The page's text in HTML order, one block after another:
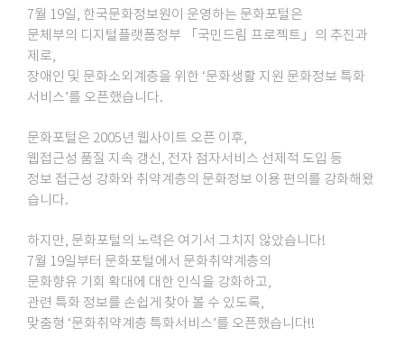
7월 19일, 한국문화정보원이 운영하는 문화포털은
문체부의 디지털플랫폼정부 「국민드림 프로젝트」의 추진과
제로,
장애인 및 문화소외계층을 위한 ‘문화생활 지원 문화정보 특화
서비스’를 오픈했습니다.
문화포털은 2005년 웹사이트 오픈 이후,
웹접근성 품질 지속 갱신, 전자 점자서비스 선제적 도입 등
정보 접근성 강화와 취약계층의 문화정보 이용 편의를 강화해왔
습니다.
하지만, 문화포털의 노력은 여기서 그치지 않았습니다!
7월 19일부터 문화포털에서 문화취약계층의
문화향유 기회 확대에 대한 인식을 강화하고,
관련 특화 정보를 손쉽게 찾아 볼 수 있도록,
맞춤형 ‘문화취약계층 특화서비스’를 오픈했습니다!!